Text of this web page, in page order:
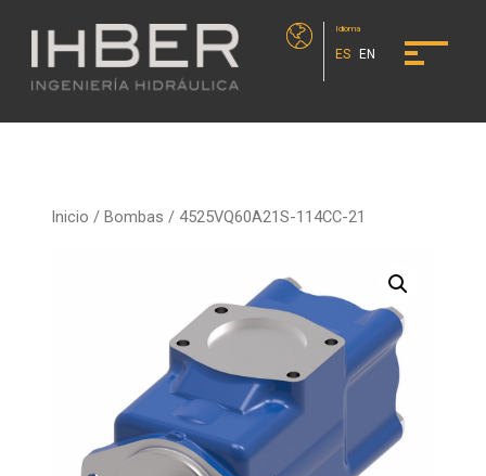
Idioma
ES EN
Inicio /Bombas / 4525VQ60A21S-114CC-21